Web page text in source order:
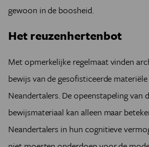
gewoon in de boosheid.
Het reuzenhertenbot
Met opmerkelijke regelmaat vinden
bewijs van de gesofisticeerde
Neandertalers. De opeenstapeling van
bewijsmateriaal kan alleen maar
Neandertalers in hun cognitieve